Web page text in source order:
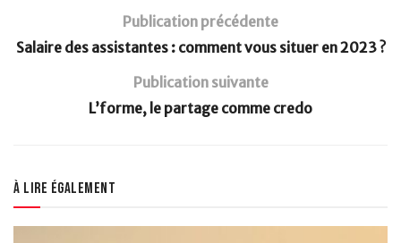
Publication précédente
Salaire des assistantes : comment vous situer en 2023 ?
Publication suivante
L’forme, le partage comme credo
À lire également